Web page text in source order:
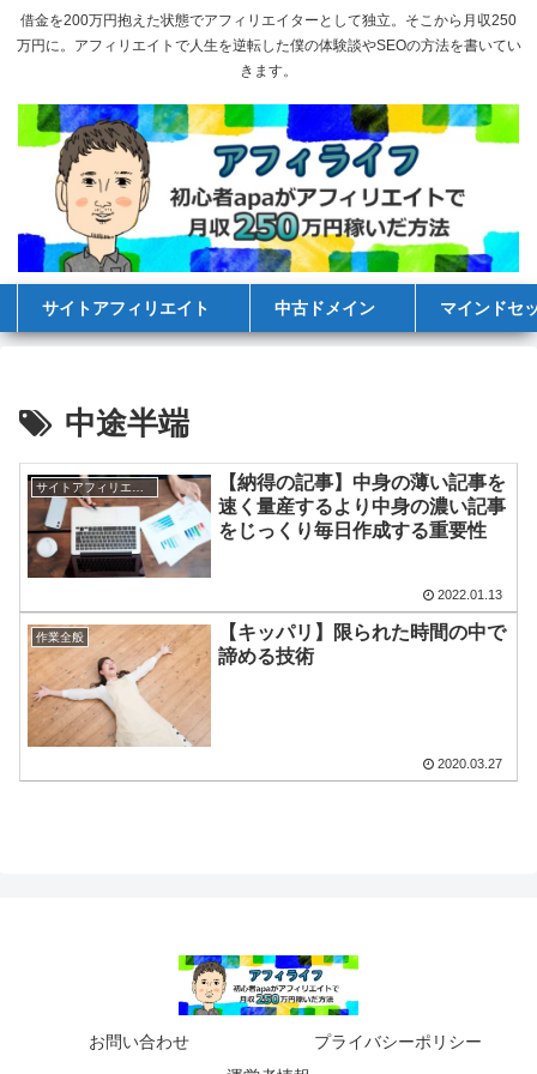
借金を200万円抱えた状態でアフィリエイターとして独立。そこから月収250
万円に。アフィリエイトで人生を逆転した僕の体験談やSEOの方法を書いてい
きます。
サイトアフィリエイト 中古ドメイン マインドセ
中途半端
【納得の記事】中身の薄い記事を
速く量産するより中身の濃い記事
をじっくり毎日作成する重要性
2022.01.13
作業全般
【キッパリ】限られた時間の中で
諦める技術
2020.03.27
お問い合わせ
プライバシーポリシー